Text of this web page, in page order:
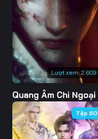
52
55
58
61
64
67
Lượt xem: 2.609
Quang Âm Chi Ngoại
Tập 60